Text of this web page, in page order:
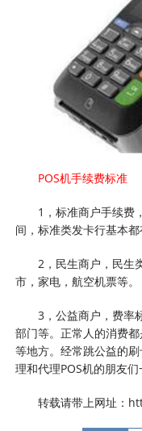
POS机手续费标准
1，标准商户手续费
间，标准类发卡行基本都
2，民生商户，民生
市，家电，航空机票等。
3，公益商户，费率
部门等。正常人的消费
等地方。经常跳公益的
理和代理POS机的朋友们
转载请带上网址：